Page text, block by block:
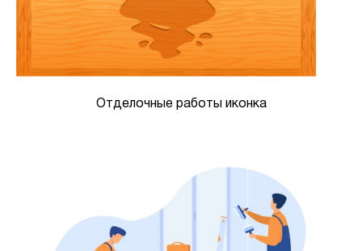
Отделочные работы иконка